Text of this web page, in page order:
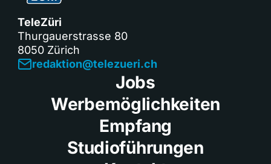
TeleZüri
Thurgauerstrasse 80
8050 Zürich
redaktion@telezueri.ch
Jobs
Werbemöglichkeiten
Empfang
Studioführungen